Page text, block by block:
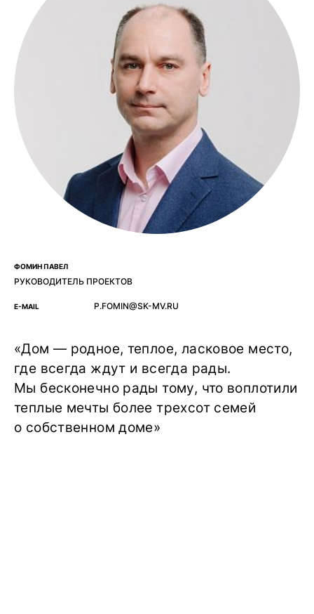
«Дом — родное, теплое, ласковое место,
где всегда ждут и всегда рады.
Мы бесконечно рады тому, что воплотили
теплые мечты более трехсот семей
о собственном доме»
ФОМИН ПАВЕЛ
РУКОВОДИТЕЛЬ ПРОЕКТОВ
E-MAIL P.FOMIN@SK-MV.RU